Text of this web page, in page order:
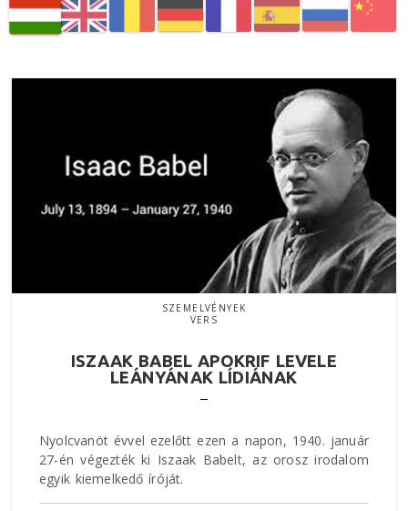
SZEMELVÉNYEK
VERS
ISZAAK BABEL APOKRIF LEVELE
LEÁNYÁNAK LÍDIÁNAK
Nyolcvanöt évvel ezelőtt ezen a napon, 1940. január
27-én végezték ki Iszaak Babelt, az orosz irodalom
egyik kiemelkedő íróját.